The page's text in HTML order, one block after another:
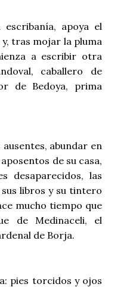
apoya el
tras mojar la pluma
a escribir otra
caballero de
de Bedoya, prima
abundar en
de su casa,
desaparecidos, las
libros y su tintero
mucho tiempo que
de Medinaceli, el
de Borja.
pies torcidos y ojos